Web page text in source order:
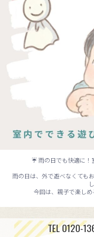
☔ 雨の日でも快適に
雨の日は、外で遊べなくても
今回は、親子で楽し
TEL0120-